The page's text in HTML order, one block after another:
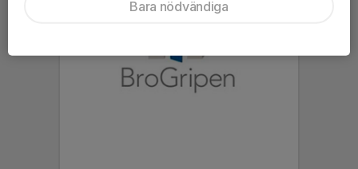
Bara nödvändiga